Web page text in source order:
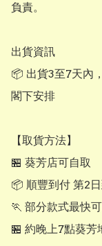
負責。
出貨資訊
📦 出貨3至7天內
閣下安排
【取貨方法】
🏪 葵芳店可自取
📦 順豐到付 第2
🏃 部分款式最快
🏪 約晚上7點葵